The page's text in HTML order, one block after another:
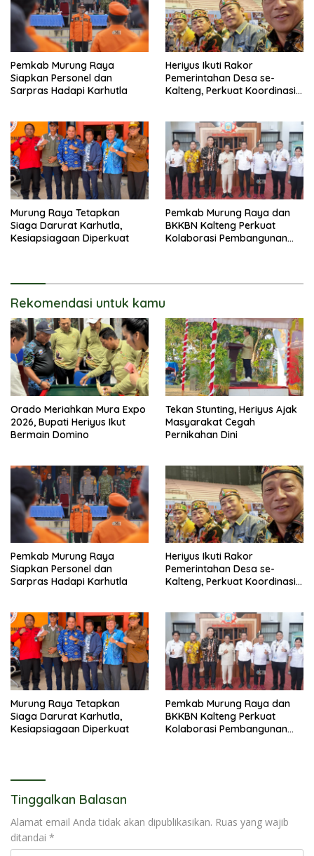
Pemkab Murung Raya
Siapkan Personel dan
Sarpras Hadapi Karhutla
Heriyus Ikuti Rakor
Pemerintahan Desa se-
Kalteng, Perkuat Koordinasi
Murung Raya Tetapkan
Siaga Darurat Karhutla,
Kesiapsiagaan Diperkuat
Pemkab Murung Raya dan
BKKBN Kalteng Perkuat
Kolaborasi Pembangunan
Rekomendasi untuk kamu
Orado Meriahkan Mura Expo
2026, Bupati Heriyus Ikut
Bermain Domino
Tekan Stunting, Heriyus Ajak
Masyarakat Cegah
Pernikahan Dini
Pemkab Murung Raya
Siapkan Personel dan
Sarpras Hadapi Karhutla
Heriyus Ikuti Rakor
Pemerintahan Desa se-
Kalteng, Perkuat Koordinasi
Murung Raya Tetapkan
Siaga Darurat Karhutla,
Kesiapsiagaan Diperkuat
Pemkab Murung Raya dan
BKKBN Kalteng Perkuat
Kolaborasi Pembangunan
Tinggalkan Balasan
Alamat email Anda tidak akan dipublikasikan. Ruas yang wajib
ditandai *